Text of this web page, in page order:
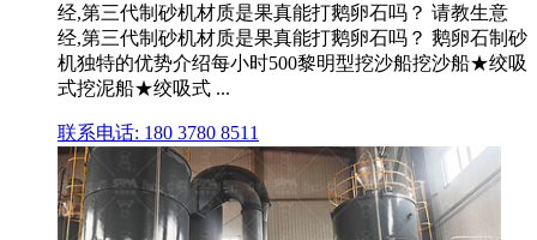
经,第三代制砂机材质是果真能打鹅卵石吗？ 请教生意
经,第三代制砂机材质是果真能打鹅卵石吗？ 鹅卵石制砂
机独特的优势介绍每小时500黎明型挖沙船挖沙船★绞吸
式挖泥船★绞吸式 ...
联系电话: 180 3780 8511